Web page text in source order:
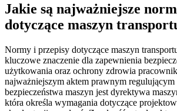
Jakie są najważniejsze
dotyczące maszyn
Normy i przepisy dotyczące maszyn
kluczowe znaczenie dla zapewnienia
użytkowania oraz ochrony zdrowia
najważniejszym aktem prawnym regulującym
bezpieczeństwa maszyn jest dyrektywa
która określa wymagania dotyczące